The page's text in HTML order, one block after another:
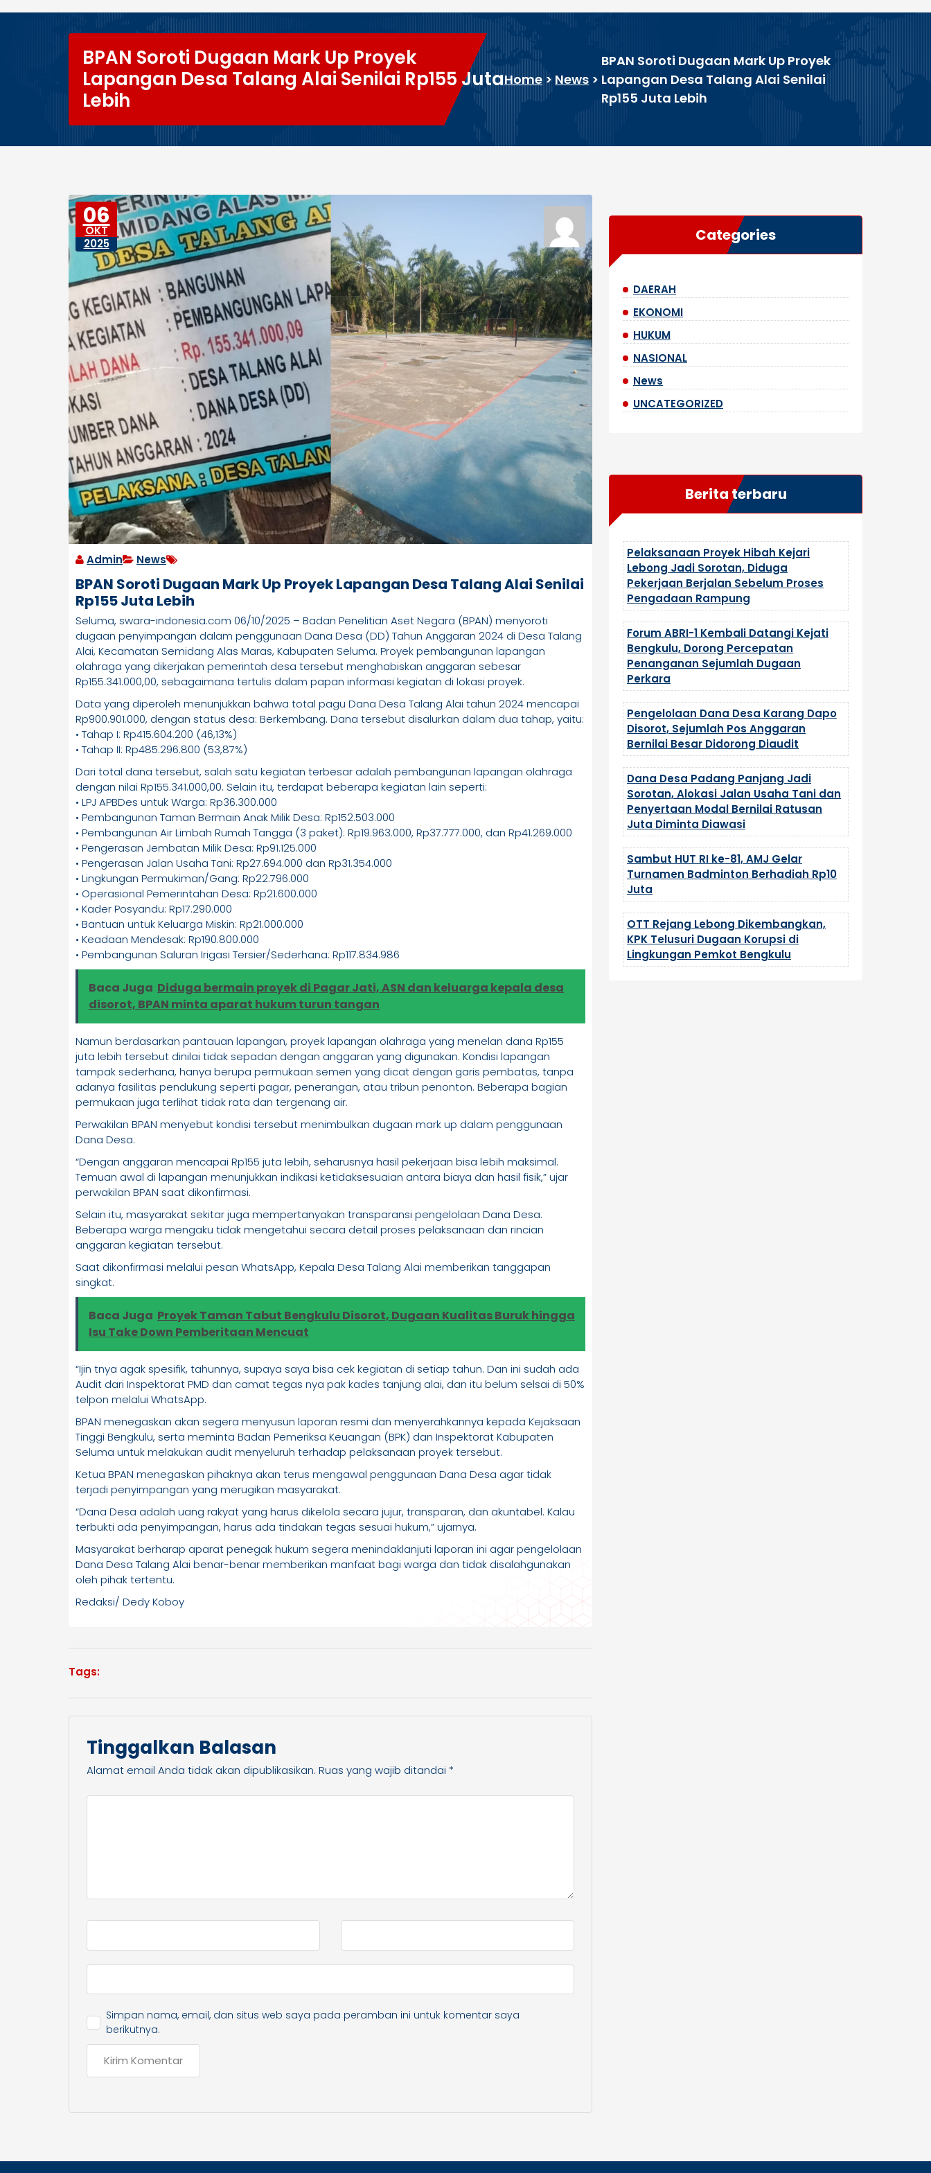
BPAN Soroti Dugaan Mark Up Proyek
Lapangan Desa Talang Alai Senilai Rp155 Juta
Lebih
Home > News >
BPAN Soroti Dugaan Mark Up Proyek
Lapangan Desa Talang Alai Senilai
Rp155 Juta Lebih
06
OKT
2025
Admin News
BPAN Soroti Dugaan Mark Up Proyek Lapangan Desa Talang Alai Senilai
Rp155 Juta Lebih
Seluma, swara-indonesia.com 06/10/2025 – Badan Penelitian Aset Negara (BPAN) menyoroti
dugaan penyimpangan dalam penggunaan Dana Desa (DD) Tahun Anggaran 2024 di Desa Talang
Alai, Kecamatan Semidang Alas Maras, Kabupaten Seluma. Proyek pembangunan lapangan
olahraga yang dikerjakan pemerintah desa tersebut menghabiskan anggaran sebesar
Rp155.341.000,00, sebagaimana tertulis dalam papan informasi kegiatan di lokasi proyek.
Data yang diperoleh menunjukkan bahwa total pagu Dana Desa Talang Alai tahun 2024 mencapai
Rp900.901.000, dengan status desa: Berkembang. Dana tersebut disalurkan dalam dua tahap, yaitu:
• Tahap I: Rp415.604.200 (46,13%)
• Tahap II: Rp485.296.800 (53,87%)
Dari total dana tersebut, salah satu kegiatan terbesar adalah pembangunan lapangan olahraga
dengan nilai Rp155.341.000,00. Selain itu, terdapat beberapa kegiatan lain seperti:
• LPJ APBDes untuk Warga: Rp36.300.000
• Pembangunan Taman Bermain Anak Milik Desa: Rp152.503.000
• Pembangunan Air Limbah Rumah Tangga (3 paket): Rp19.963.000, Rp37.777.000, dan Rp41.269.000
• Pengerasan Jembatan Milik Desa: Rp91.125.000
• Pengerasan Jalan Usaha Tani: Rp27.694.000 dan Rp31.354.000
• Lingkungan Permukiman/Gang: Rp22.796.000
• Operasional Pemerintahan Desa: Rp21.600.000
• Kader Posyandu: Rp17.290.000
• Bantuan untuk Keluarga Miskin: Rp21.000.000
• Keadaan Mendesak: Rp190.800.000
• Pembangunan Saluran Irigasi Tersier/Sederhana: Rp117.834.986
Baca Juga Diduga bermain proyek di Pagar Jati, ASN dan keluarga kepala desa
disorot, BPAN minta aparat hukum turun tangan
Namun berdasarkan pantauan lapangan, proyek lapangan olahraga yang menelan dana Rp155
juta lebih tersebut dinilai tidak sepadan dengan anggaran yang digunakan. Kondisi lapangan
tampak sederhana, hanya berupa permukaan semen yang dicat dengan garis pembatas, tanpa
adanya fasilitas pendukung seperti pagar, penerangan, atau tribun penonton. Beberapa bagian
permukaan juga terlihat tidak rata dan tergenang air.
Perwakilan BPAN menyebut kondisi tersebut menimbulkan dugaan mark up dalam penggunaan
Dana Desa.
“Dengan anggaran mencapai Rp155 juta lebih, seharusnya hasil pekerjaan bisa lebih maksimal.
Temuan awal di lapangan menunjukkan indikasi ketidaksesuaian antara biaya dan hasil fisik,” ujar
perwakilan BPAN saat dikonfirmasi.
Selain itu, masyarakat sekitar juga mempertanyakan transparansi pengelolaan Dana Desa.
Beberapa warga mengaku tidak mengetahui secara detail proses pelaksanaan dan rincian
anggaran kegiatan tersebut.
Saat dikonfirmasi melalui pesan WhatsApp, Kepala Desa Talang Alai memberikan tanggapan
singkat.
Baca Juga Proyek Taman Tabut Bengkulu Disorot, Dugaan Kualitas Buruk hingga
Isu Take Down Pemberitaan Mencuat
“Ijin tnya agak spesifik, tahunnya, supaya saya bisa cek kegiatan di setiap tahun. Dan ini sudah ada
Audit dari Inspektorat PMD dan camat tegas nya pak kades tanjung alai, dan itu belum selsai di 50%
telpon melalui WhatsApp.
BPAN menegaskan akan segera menyusun laporan resmi dan menyerahkannya kepada Kejaksaan
Tinggi Bengkulu, serta meminta Badan Pemeriksa Keuangan (BPK) dan Inspektorat Kabupaten
Seluma untuk melakukan audit menyeluruh terhadap pelaksanaan proyek tersebut.
Ketua BPAN menegaskan pihaknya akan terus mengawal penggunaan Dana Desa agar tidak
terjadi penyimpangan yang merugikan masyarakat.
“Dana Desa adalah uang rakyat yang harus dikelola secara jujur, transparan, dan akuntabel. Kalau
terbukti ada penyimpangan, harus ada tindakan tegas sesuai hukum,” ujarnya.
Masyarakat berharap aparat penegak hukum segera menindaklanjuti laporan ini agar pengelolaan
Dana Desa Talang Alai benar-benar memberikan manfaat bagi warga dan tidak disalahgunakan
oleh pihak tertentu.
Redaksi/ Dedy Koboy
Tags:
Tinggalkan Balasan
Alamat email Anda tidak akan dipublikasikan. Ruas yang wajib ditandai *
Simpan nama, email, dan situs web saya pada peramban ini untuk komentar saya
berikutnya.
Categories
DAERAH
EKONOMI
HUKUM
NASIONAL
News
UNCATEGORIZED
Berita terbaru
Pelaksanaan Proyek Hibah Kejari
Lebong Jadi Sorotan, Diduga
Pekerjaan Berjalan Sebelum Proses
Pengadaan Rampung
Forum ABRI-1 Kembali Datangi Kejati
Bengkulu, Dorong Percepatan
Penanganan Sejumlah Dugaan
Perkara
Pengelolaan Dana Desa Karang Dapo
Disorot, Sejumlah Pos Anggaran
Bernilai Besar Didorong Diaudit
Dana Desa Padang Panjang Jadi
Sorotan, Alokasi Jalan Usaha Tani dan
Penyertaan Modal Bernilai Ratusan
Juta Diminta Diawasi
Sambut HUT RI ke-81, AMJ Gelar
Turnamen Badminton Berhadiah Rp10
Juta
OTT Rejang Lebong Dikembangkan,
KPK Telusuri Dugaan Korupsi di
Lingkungan Pemkot Bengkulu